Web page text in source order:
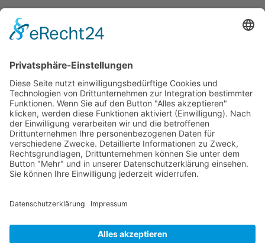
Fachinformationen
Erstattungsfähige rezeptfreie Medikamente
Studie: Reduziert das Darmbakterium Bacteroides vulgatus
Heißhunger auf Süßes?
Verband Unabhängiger Heilpraktiker e.V.
Diese E-Mail-Adresse ist vor Spambots geschützt! Zur
Anzeige muss JavaScript eingeschaltet sein!
0261-1349 8000
38100 Braunschweig